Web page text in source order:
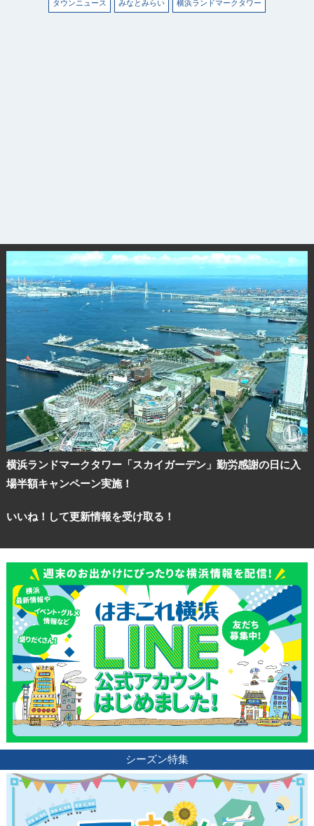
タウンニュース みなとみらい 横浜ランドマークタワー
横浜ランドマークタワー「スカイガーデン」勤労感謝の日に入
場半額キャンペーン実施！
いいね！して更新情報を受け取る！
シーズン特集